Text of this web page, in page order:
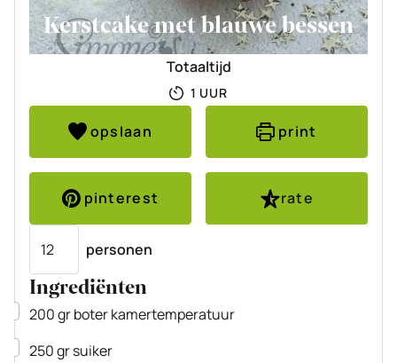
Kerstcake met blauwe bessen
Totaaltijd
1 UUR
UUR
opslaan print
pinterest
rate
personen
Ingrediënten
▢
200grboterkamertemperatuur
▢
250grsuiker